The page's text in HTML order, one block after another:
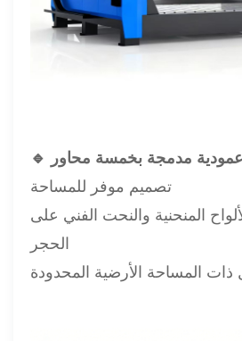
عمودية مدمجة بخمسة محاور
تصميم موفر للمساحة
المنحنية والنحت الفني على
الحجر
ذات المساحة الأرضية المحدودة